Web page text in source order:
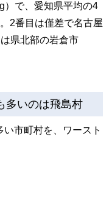
）で、愛知県平均の4
2番目は僅差で名古屋
県北部の岩倉市
多いのは飛島村
市町村を、ワースト